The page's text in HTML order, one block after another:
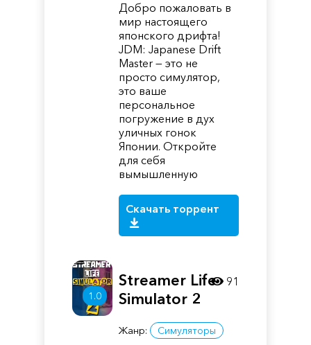
Добро пожаловать в
мир настоящего
японского дрифта!
JDM: Japanese Drift
Master — это не
просто симулятор,
это ваше
персональное
погружение в дух
уличных гонок
Японии. Откройте
для себя
вымышленную
Скачать торрент
1.0
Streamer Life
Simulator 2
Жанр: Симуляторы
91